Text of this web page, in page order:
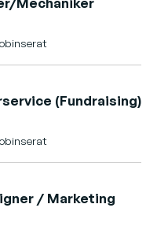
(Fundraising)
/ Marketing